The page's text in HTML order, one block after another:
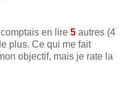
en lire 5 autres (4
plus. Ce qui me fait
objectif, mais je rate la